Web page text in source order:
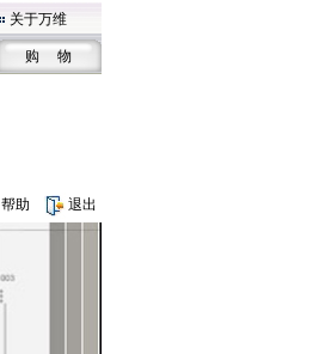
关于万维
购 物
帮助 退出